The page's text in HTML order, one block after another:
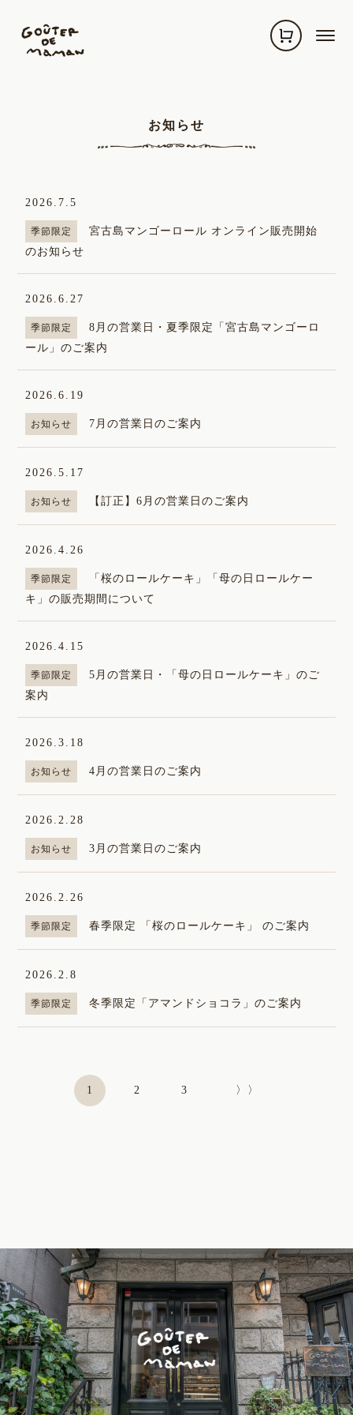
お知らせ
定番のお菓子
季節のお菓子
お問い合わせ
お知らせ
2026.7.5
季節限定
宮古島マンゴーロール オンライン販売開始
のお知らせ
2026.6.27
季節限定
8月の営業日・夏季限定「宮古島マンゴーロ
ール」のご案内
2026.6.19
お知らせ 7月の営業日のご案内
2026.5.17
お知らせ 【訂正】6月の営業日のご案内
2026.4.26
季節限定
「桜のロールケーキ」「母の日ロールケー
キ」の販売期間について
2026.4.15
季節限定
5月の営業日・「母の日ロールケーキ」のご
案内
2026.3.18
お知らせ 4月の営業日のご案内
2026.2.28
お知らせ 3月の営業日のご案内
2026.2.26
季節限定 春季限定 「桜のロールケーキ」 のご案内
2026.2.8
季節限定 冬季限定「アマンドショコラ」のご案内
1 2 3 〉〉